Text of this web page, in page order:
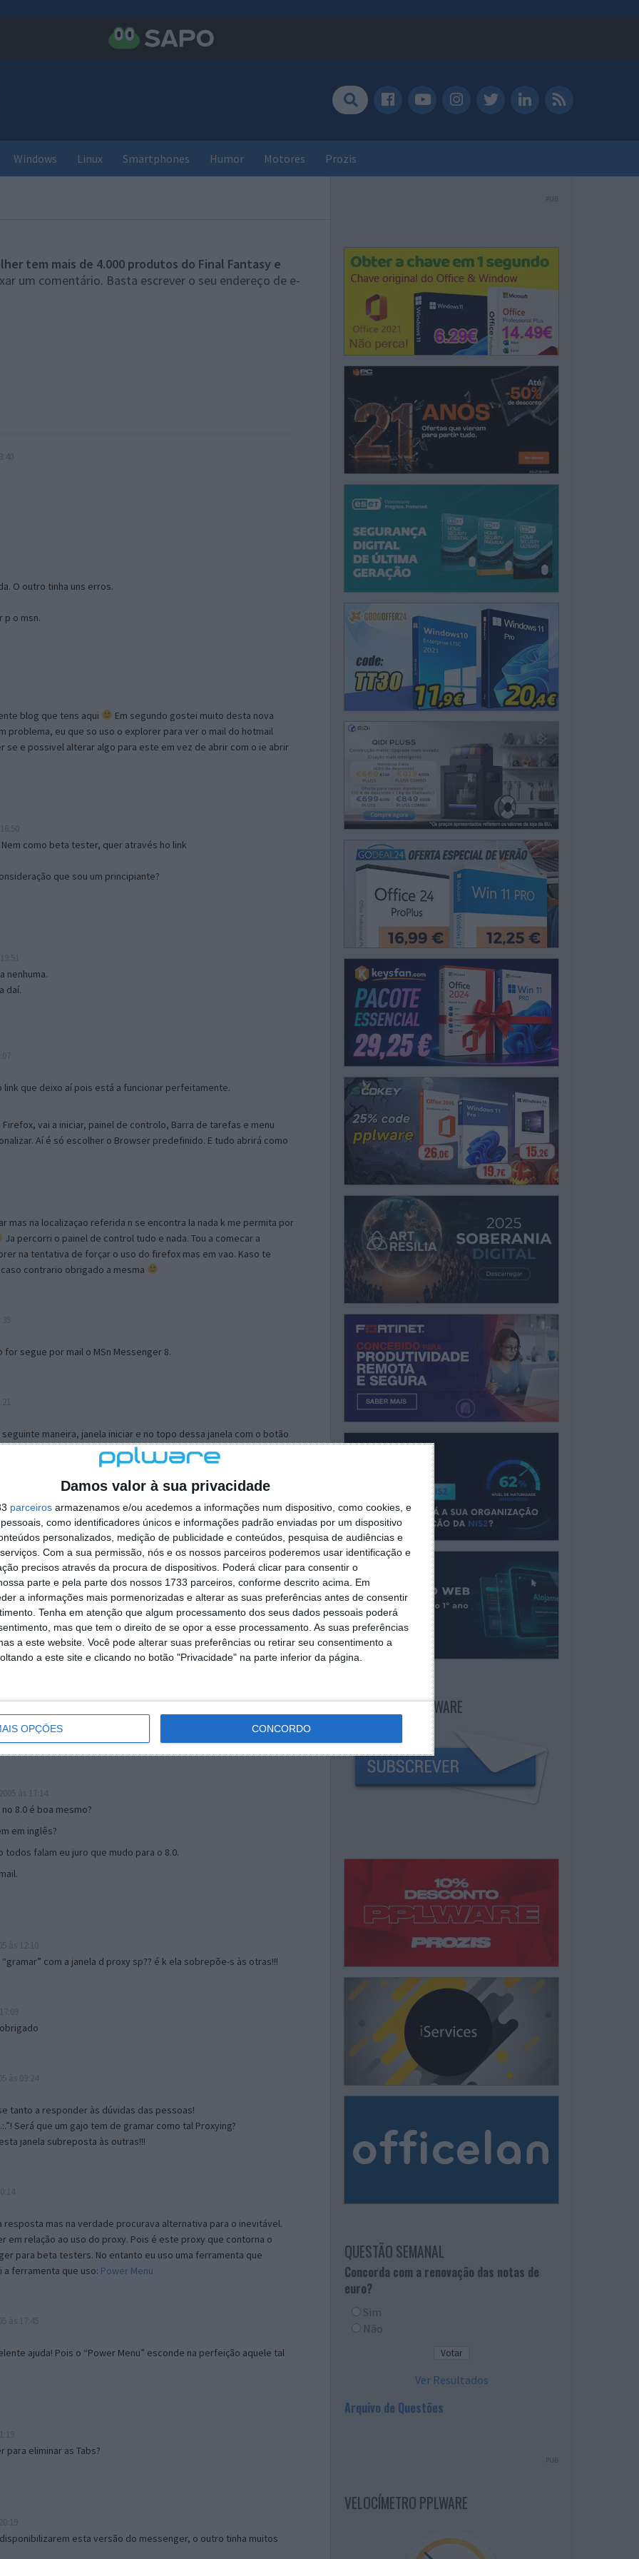
Damos valor à sua privacidade
parceiros armazenamos e/ou acedemos a informações num dispositivo, como cookies, e
como identificadores únicos e informações padrão enviadas por um dispositivo
personalizados, medição de publicidade e conteúdos, pesquisa de audiências e
Com a sua permissão, nós e os nossos parceiros poderemos usar identificação e
precisos através da procura de dispositivos. Poderá clicar para consentir o
parte e pela parte dos nossos 1733 parceiros, conforme descrito acima. Em
a informações mais pormenorizadas e alterar as suas preferências antes de consentir
Tenha em atenção que algum processamento dos seus dados pessoais poderá
mas que tem o direito de se opor a esse processamento. As suas preferências
a este website. Você pode alterar suas preferências ou retirar seu consentimento a
a este site e clicando no botão "Privacidade" na parte inferior da página.
OPÇÕES CONCORDO
Windows Linux Smartphones Humor Motores Prozis
tem mais de 4.000 produtos do Final Fantasy e
um comentário. Basta escrever o seu endereço de e-
O outro tinha uns erros.
p o msn.
blog que tens aqui
Em segundo gostei muito desta nova
problema, eu que so uso o explorer para ver o mail do hotmail
se e possivel alterar algo para este em vez de abrir com o ie abrir
como beta tester, quer através ho link
que sou um principiante?
nenhuma.
daí.
que deixo aí pois está a funcionar perfeitamente.
vai a iniciar, painel de controlo, Barra de tarefas e menu
Aí é só escolher o Browser predefinido. E tudo abrirá como
mas na localizaçao referida n se encontra la nada k me permita por
Ja percorri o painel de control tudo e nada. Tou a comecar a
na tentativa de forçar o uso do firefox mas em vao. Kaso te
contrario obrigado a mesma
for segue por mail o MSn Messenger 8.
maneira, janela iniciar e no topo dessa janela com o botão
separador Menu ‘Iniciar’ clica no botão ‘Personalizar’ aí
escolheres o Browser com que queres navegar e o gestor de
ao teu Firefox e nas ferramentas ou tools escolhes ‘Opções’ ou
e logo perto do fim encontras um local para colocares um visto
é o browser predefinido.
mail algum.
17:00
8.0 é boa mesmo?
em inglês?
falam eu juro que mudo para o 8.0.
com a janela d proxy sp?? é k ela sobrepõe-s às otras!!!
tanto a responder às dúvidas das pessoas!
Será que um gajo tem de gramar como tal Proxying?
janela subreposta às outras!!!
mas na verdade procurava alternativa para o inevitável.
em relação ao uso do proxy. Pois é este proxy que contorna o
para beta testers. No entanto eu uso uma ferramenta que
ferramenta que uso: Power Menu
ajuda! Pois o “Power Menu” esconde na perfeição aquele tal
para eliminar as Tabs?
esta versão do messenger, o outro tinha muitos
PUB
NEWSLETTER PPLWARE
QUESTÃO SEMANAL
Concorda com a renovação das notas de
euro?
Sim
Não
Ver Resultados
Arquivo de Questões
PUB
VELOCÍMETRO PPLWARE